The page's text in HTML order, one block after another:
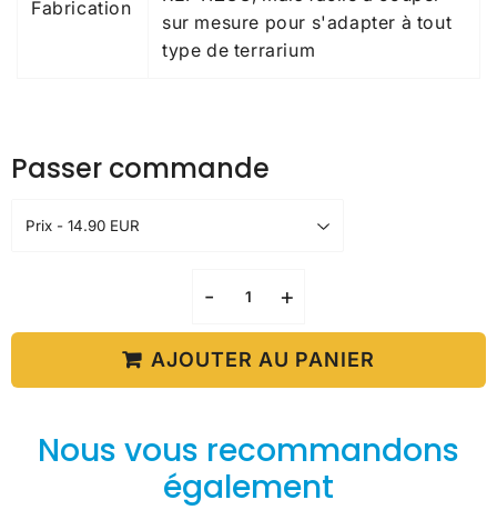
Fabrication
sur mesure pour s'adapter à tout
type de terrarium
Passer commande
- +
AJOUTER AU PANIER
Nous vous recommandons
également